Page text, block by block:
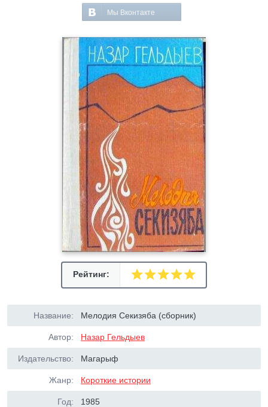
Мы Вконтакте
Рейтинг:
Название: Мелодия Секизяба (сборник)
Автор: Назар Гельдыев
Издательство: Магарыф
Жанр: Короткие истории
Год: 1985